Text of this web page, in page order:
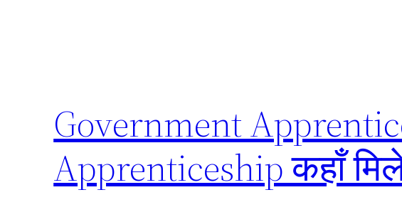
Government
Apprenticeship कहाँ